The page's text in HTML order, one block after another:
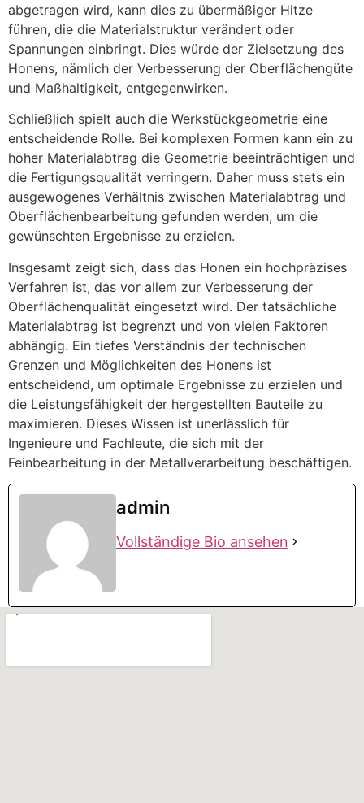
abgetragen wird, kann dies zu übermäßiger Hitze
führen, die die Materialstruktur verändert oder
Spannungen einbringt. Dies würde der Zielsetzung des
Honens, nämlich der Verbesserung der Oberflächengüte
und Maßhaltigkeit, entgegenwirken.
Schließlich spielt auch die Werkstückgeometrie eine
entscheidende Rolle. Bei komplexen Formen kann ein zu
hoher Materialabtrag die Geometrie beeinträchtigen und
die Fertigungsqualität verringern. Daher muss stets ein
ausgewogenes Verhältnis zwischen Materialabtrag und
Oberflächenbearbeitung gefunden werden, um die
gewünschten Ergebnisse zu erzielen.
Insgesamt zeigt sich, dass das Honen ein hochpräzises
Verfahren ist, das vor allem zur Verbesserung der
Oberflächenqualität eingesetzt wird. Der tatsächliche
Materialabtrag ist begrenzt und von vielen Faktoren
abhängig. Ein tiefes Verständnis der technischen
Grenzen und Möglichkeiten des Honens ist
entscheidend, um optimale Ergebnisse zu erzielen und
die Leistungsfähigkeit der hergestellten Bauteile zu
maximieren. Dieses Wissen ist unerlässlich für
Ingenieure und Fachleute, die sich mit der
Feinbearbeitung in der Metallverarbeitung beschäftigen.
admin
Vollständige Bio ansehen